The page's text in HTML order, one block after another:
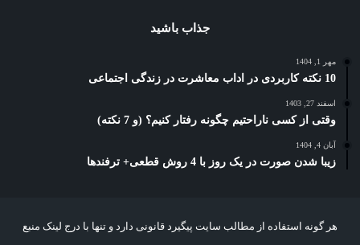
جذاب باشید
مهر 1, 1404
10 نکته کاربردی در اداب معاشرت در زندگی اجتماعی
اسفند 27, 1403
وقتی از کسی ناراحتیم چگونه رفتار کنیم؟ (و 7 نکته)
آبان 4, 1404
زیبا شدن صورت در یک روز با 4 روش قطعی+ ترفندها
هر گونه استفاده از مطالب سایت پیگیرد قانونی دارد و تنها با درج لینک منبع